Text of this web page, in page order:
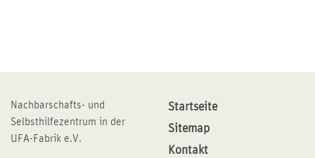
Nachbarschafts- und
Selbsthilfezentrum in der
UFA-Fabrik e.V.
Startseite
Sitemap
Kontakt